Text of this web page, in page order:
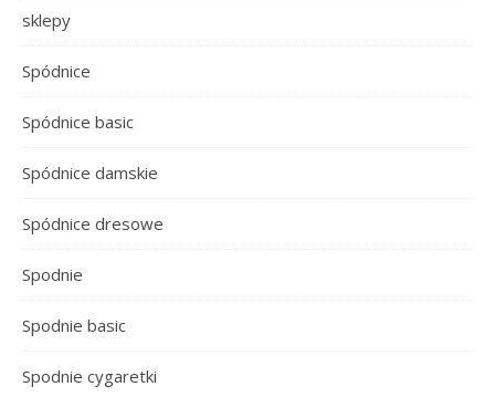
sklepy
Spódnice
Spódnice basic
Spódnice damskie
Spódnice dresowe
Spodnie
Spodnie basic
Spodnie cygaretki